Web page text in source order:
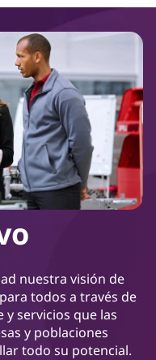
nuestra visión de
todos a través de
servicios que las
y poblaciones
todo su potencial.